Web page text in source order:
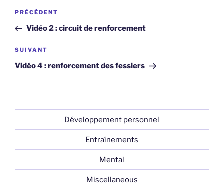
Navigation
l’article
Article
précédent
PRÉCÉDENT
Vidéo 2 : circuit de renforcement
Article
suivant
SUIVANT
Vidéo 4 : renforcement des fessiers
Développement personnel
Entraînements
Mental
Miscellaneous